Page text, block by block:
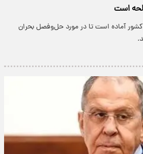
است
آماده است تا در مورد حل‌وفصل بحران